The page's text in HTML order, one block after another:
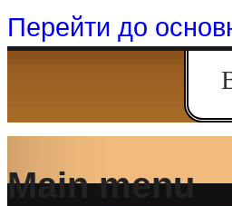
Перейти до
Main menu